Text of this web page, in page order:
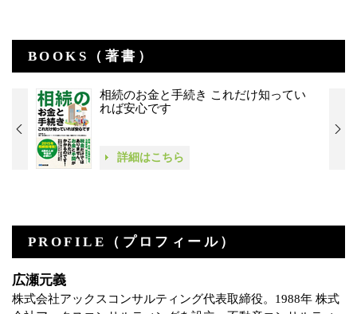
BOOKS（著書）
相続のお金と手続き これだけ知ってい
れば安心です
詳細はこちら
PROFILE（プロフィール）
広瀬元義
株式会社アックスコンサルティング代表取締役。1988年 株式